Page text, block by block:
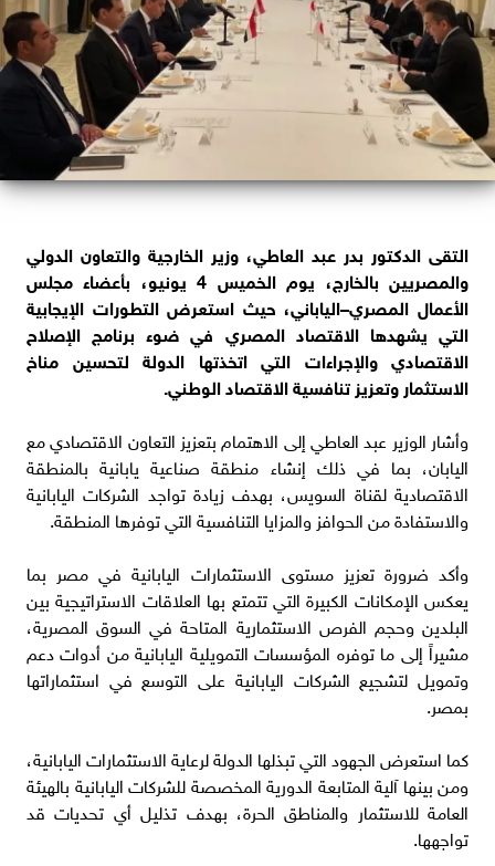
التقى الدكتور بدر عبد العاطي، وزير الخارجية والتعاون الدولي
والمصريين بالخارج، يوم الخميس 4 يونيو، بأعضاء مجلس
الأعمال المصري–الياباني، حيث استعرض التطورات الإيجابية
التي يشهدها الاقتصاد المصري في ضوء برنامج الإصلاح
الاقتصادي والإجراءات التي اتخذتها الدولة لتحسين مناخ
الاستثمار وتعزيز تنافسية الاقتصاد الوطني.
وأشار الوزير عبد العاطي إلى الاهتمام بتعزيز التعاون الاقتصادي مع
اليابان، بما في ذلك إنشاء منطقة صناعية يابانية بالمنطقة
الاقتصادية لقناة السويس، بهدف زيادة تواجد الشركات اليابانية
والاستفادة من الحوافز والمزايا التنافسية التي توفرها المنطقة.
وأكد ضرورة تعزيز مستوى الاستثمارات اليابانية في مصر بما
يعكس الإمكانات الكبيرة التي تتمتع بها العلاقات الاستراتيجية بين
البلدين وحجم الفرص الاستثمارية المتاحة في السوق المصرية،
مشيراً إلى ما توفره المؤسسات التمويلية اليابانية من أدوات دعم
وتمويل لتشجيع الشركات اليابانية على التوسع في استثماراتها
بمصر.
كما استعرض الجهود التي تبذلها الدولة لرعاية الاستثمارات اليابانية،
ومن بينها آلية المتابعة الدورية المخصصة للشركات اليابانية بالهيئة
العامة للاستثمار والمناطق الحرة، بهدف تذليل أي تحديات قد
تواجهها.